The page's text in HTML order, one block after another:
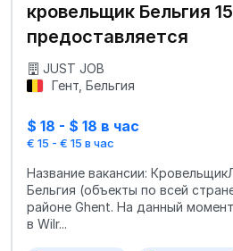
кровельщик Бельгия
предоставляется
JUST JOB
Гент, Бельгия
$ 18 - $ 18 в час
€ 15 - € 15 в час
Название вакансии:
Бельгия (объекты по всей
районе Ghent. На данный
в Wilr...